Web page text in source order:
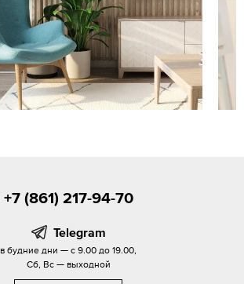
+7 (861) 217-94-70
Telegram
в будние дни — с 9.00 до 19.00,
Сб, Вс — выходной